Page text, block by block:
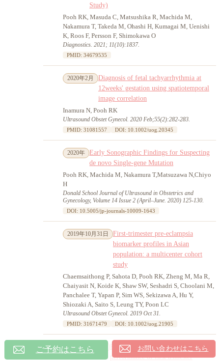
Study)
Pooh RK, Masuda C, Matsushika R, Machida M,
Nakamura T, Takeda M, Ohashi H, Kumagai M, Uenishi
K, Roos F, Persson F, Shimokawa O
Diagnostics. 2021; 11(10):1837.
PMID: 34679535
2020年2月
Diagnosis of fetal tachyarrhythmia at
12weeks' gestation using spatiotemporal
image correlation
Inamura N, Pooh RK
Ultrasound Obstet Gynecol. 2020 Feb;55(2):282-283.
PMID: 31081557 DOI: 10.1002/uog.20345
2020年
Early Sonographic Findings for Suspecting
de novo Single-gene Mutation
Pooh RK, Machida M, Nakamura T,Matsuzawa N,Chiyo
H
Donald School Journal of Ultrasound in Obstetrics and
Gynecology, Volume 14 Issue 2 (April–June. 2020) 125-130.
DOI: 10.5005/jp-journals-10009-1643
2019年10月31日
First-trimester pre-eclampsia
biomarker profiles in Asian
population: a multicenter cohort
study
Chaemsaithong P, Sahota D, Pooh RK, Zheng M, Ma R,
Chaiyasit N, Koide K, Shaw SW, Seshadri S, Choolani M,
Panchalee T, Yapan P, Sim WS, Sekizawa A, Hu Y,
Shiozaki A, Saito S, Leung TY, Poon LC
Ultrasound Obstet Gynecol. 2019 Oct 31.
PMID: 31671479 DOI: 10.1002/uog.21905
2019年10月4日
Prospective evaluation of screening
performance of first trimester
ご予約はこちら お問い合わせはこちら